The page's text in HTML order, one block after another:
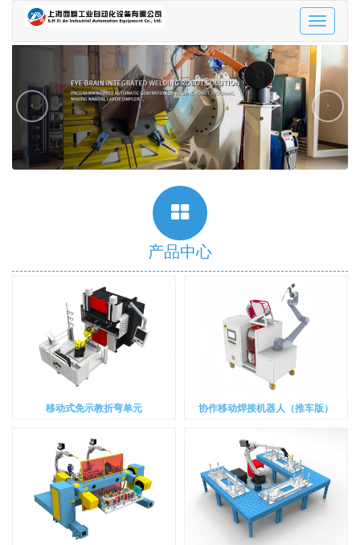
Toggle
‹ ›
产品中心
移动式免示教折弯单元 协作移动焊接机器人（推车版）